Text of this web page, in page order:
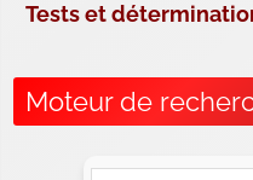
Tests et
Moteur de